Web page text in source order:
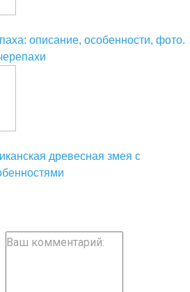
описание, особенности, фото.
древесная змея с